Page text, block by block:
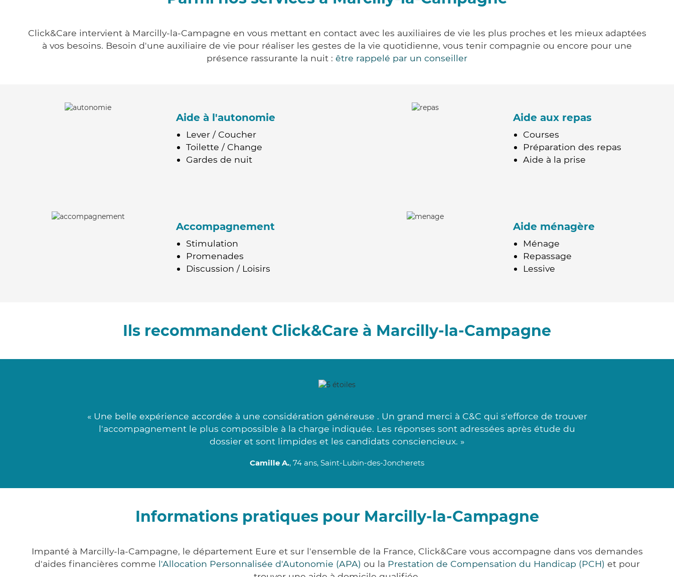
Click&Care intervient à Marcilly-la-Campagne en vous mettant en contact avec les auxiliaires de vie les plus proches et les mieux adaptées
à vos besoins. Besoin d'une auxiliaire de vie pour réaliser les gestes de la vie quotidienne, vous tenir compagnie ou encore pour une
présence rassurante la nuit : être rappelé par un conseiller
Aide à l'autonomie
Lever / Coucher
Toilette / Change
Gardes de nuit
Aide aux repas
Courses
Préparation des repas
Aide à la prise
Accompagnement
Stimulation
Promenades
Discussion / Loisirs
Aide ménagère
Ménage
Repassage
Lessive
Ils recommandent Click&Care à Marcilly-la-Campagne
« Une belle expérience accordée à une considération généreuse . Un grand merci à C&C qui s'efforce de trouver
l'accompagnement le plus compossible à la charge indiquée. Les réponses sont adressées après étude du
dossier et sont limpides et les candidats consciencieux. »
Camille A., 74 ans, Saint-Lubin-des-Joncherets
Informations pratiques pour Marcilly-la-Campagne
Impanté à Marcilly-la-Campagne, le département Eure et sur l'ensemble de la France, Click&Care vous accompagne dans vos demandes
d'aides financières comme l'Allocation Personnalisée d'Autonomie (APA) ou la Prestation de Compensation du Handicap (PCH) et pour